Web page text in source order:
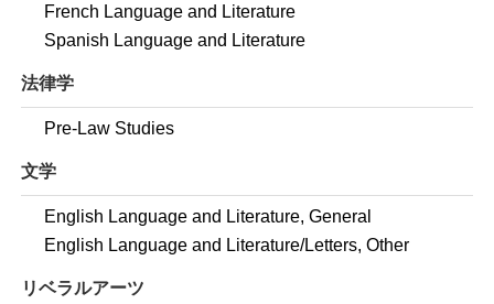
French Language and Literature
Spanish Language and Literature
法律学
Pre-Law Studies
文学
English Language and Literature, General
English Language and Literature/Letters, Other
リベラルアーツ